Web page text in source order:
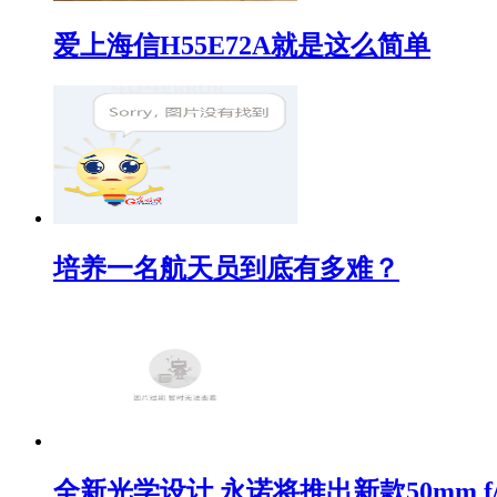
爱上海信H55E72A就是这么简单
培养一名航天员到底有多难？